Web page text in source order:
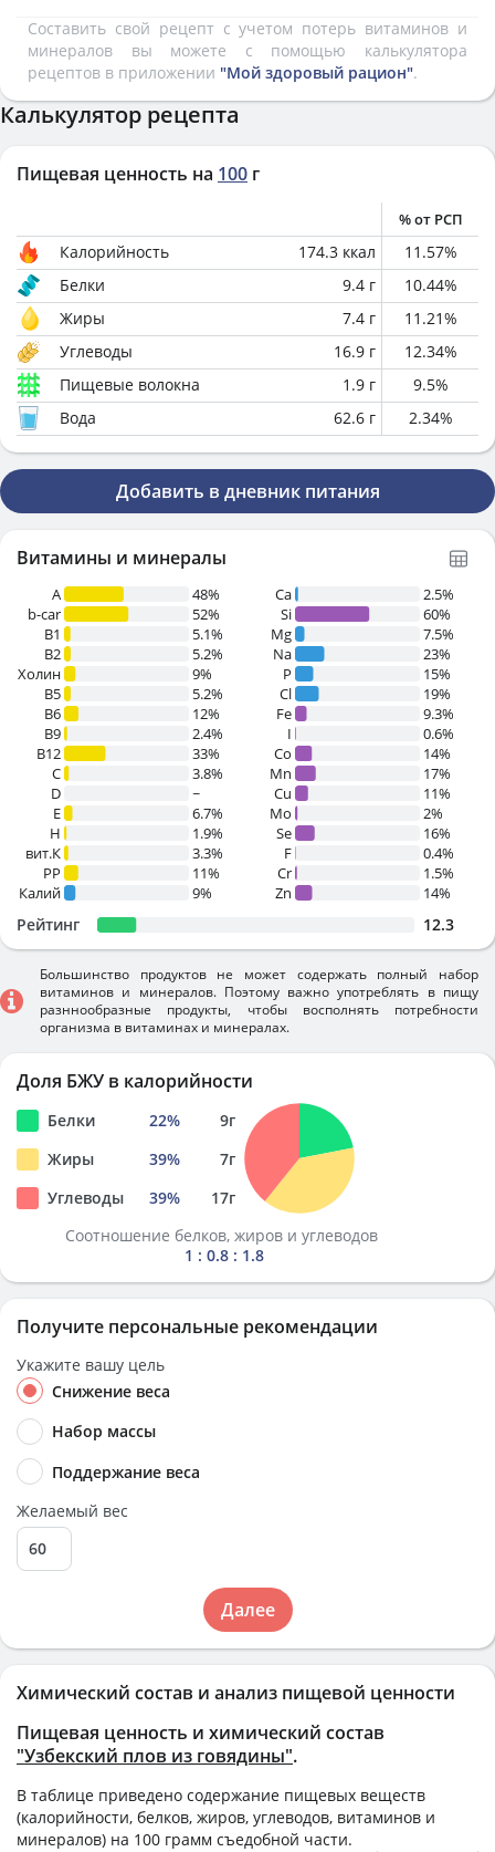
Составить свой рецепт с учетом потерь витаминов и
минералов вы можете с помощью калькулятора
рецептов в приложении "Мой здоровый рацион".
Химический состав и анализ пищевой ценности
Пищевая ценность и химический состав
"Узбекский плов из говядины".
В таблице приведено содержание пищевых веществ
(калорийности, белков, жиров, углеводов, витаминов и
минералов) на 100 грамм съедобной части.
Калькулятор рецепта
Пищевая ценность на 100 г
% от РСП
Калорийность 174.3 ккал 11.57%
Белки
9.4 г 10.44%
Жиры
7.4 г 11.21%
Углеводы
16.9 г 12.34%
Пищевые волокна
1.9 г 9.5%
Вода
62.6 г 2.34%
Добавить в дневник питания
Витамины и минералы
A
48%
b-car
52%
В1
5.1%
B2
5.2%
Холин
9%
B5
5.2%
B6
12%
B9
2.4%
B12
33%
C
3.8%
D
~
E
6.7%
H
1.9%
вит.К
3.3%
PP
11%
Калий
9%
Ca
2.5%
Si
60%
Mg
7.5%
Na
23%
P
15%
Cl
19%
Fe
9.3%
I
0.6%
Co
14%
Mn
17%
Cu
11%
Mo
2%
Se
16%
F
0.4%
Cr
1.5%
Zn
14%
Рейтинг 12.3
Большинство продуктов не может содержать полный набор
витаминов и минералов. Поэтому важно употреблять в пищу
разннообразные продукты, чтобы восполнять потребности
организма в витаминах и минералах.
Доля БЖУ в калорийности
Белки 22% 9г
Жиры
39% 7г
Углеводы
39% 17г
Соотношение белков, жиров и углеводов
1 : 0.8 : 1.8
Получите персональные рекомендации
Укажите вашу цель
Снижение веса
Набор массы
Поддержание веса
Желаемый вес
Далее